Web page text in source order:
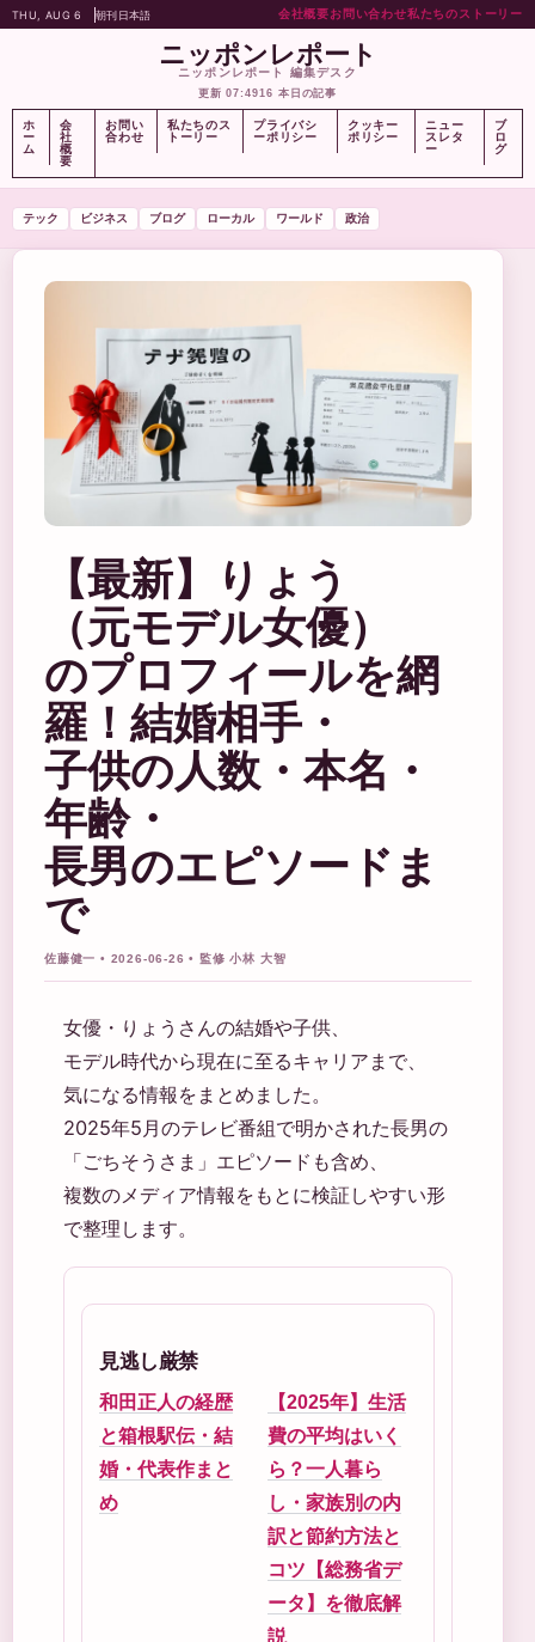
THU, AUG 6 朝刊日本語 会社概要お問い合わせ私たちのストーリー
ニッポンレポート
ニッポンレポート 編集デスク
更新 07:4916 本日の記事
ホ
ー
ム
会
社
概
要
お問い
合わせ
私たちのス
トーリー
プライバシ
ーポリシー
クッキー
ポリシー
ニュー
スレタ
ー
ブ
ロ
グ
テック ビジネス ブログ ローカル ワールド 政治
【最新】りょう
（元モデル女優）
のプロフィールを網
羅！結婚相手・
子供の人数・本名・
年齢・
長男のエピソードま
で
佐藤健一 • 2026-06-26 • 監修 小林 大智
女優・りょうさんの結婚や子供、
モデル時代から現在に至るキャリアまで、
気になる情報をまとめました。
2025年5月のテレビ番組で明かされた長男の
「ごちそうさま」エピソードも含め、
複数のメディア情報をもとに検証しやすい形
で整理します。
見逃し厳禁
和田正人の経歴
と箱根駅伝・結
婚・代表作まと
め
【2025年】生活
費の平均はいく
ら？一人暮ら
し・家族別の内
訳と節約方法と
コツ【総務省デ
ータ】を徹底解
説